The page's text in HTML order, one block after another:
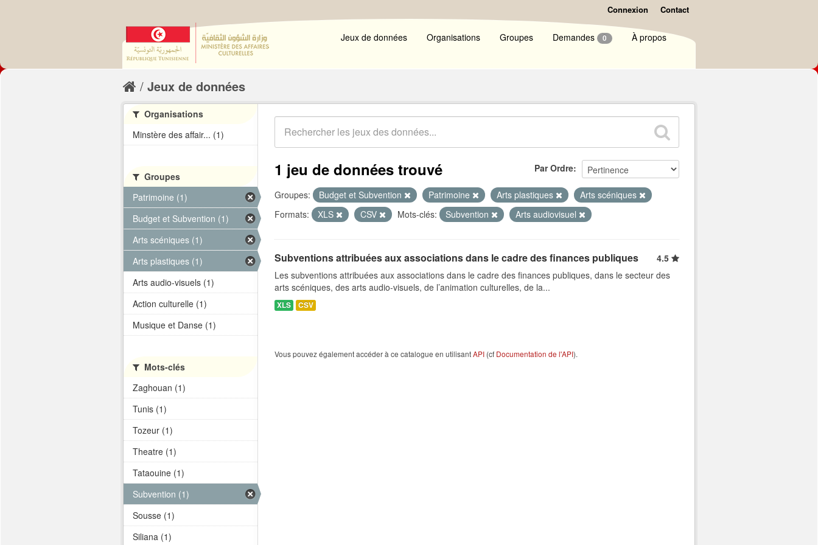
Connexion Contact
Jeux de données Organisations Groupes Demandes 0 À propos
Jeux de données
Par Ordre
1 jeu de données trouvé
Groupes: Budget et Subvention Patrimoine Arts plastiques
Arts scéniques
Formats:
XLS CSV Mots-clés: Subvention Arts audiovisuel
Subventions attribuées aux associations dans le cadre des finances publiques
4.5
Les subventions attribuées aux associations dans le cadre des finances publiques, dans le secteur des
arts scéniques, des arts audio-visuels, de l’animation culturelles, de la...
XLS CSV
Vous pouvez également accéder à ce catalogue en utilisantAPI (cf Documentation de l'API).
Organisations
Minstère des affair... (1)
Groupes
Patrimoine (1)
Budget et Subvention (1)
Arts scéniques (1)
Arts plastiques (1)
Arts audio-visuels (1)
Action culturelle (1)
Musique et Danse (1)
Mots-clés
Zaghouan (1)
Tunis (1)
Tozeur (1)
Theatre (1)
Tataouine (1)
Subvention (1)
Sousse (1)
Siliana (1)